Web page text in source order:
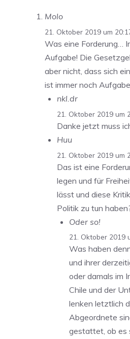
Molo
21. Oktober 2019 um
Was eine Forderung…
Aufgabe! Die
aber nicht, dass sich
ist immer noch
nkl.dr
21. Oktober 2019 um
Danke jetzt muss
Huu
21. Oktober 2019 um
Das ist eine
legen und für
lässt und diese
Politik zu tun
Oder so!
21. Oktober 2019
Was haben
und ihrer
oder damals im
Chile und der
lenken letztlich
Abgeordnete
gestattet, ob es